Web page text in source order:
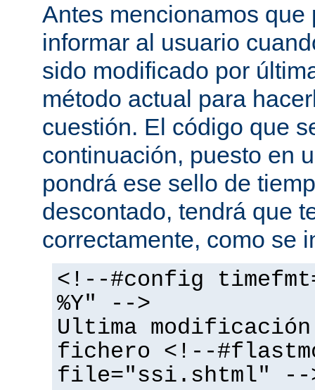
Antes mencionamos que
informar al usuario
sido modificado por
método actual para
cuestión. El código que
continuación, puesto en
pondrá ese sello de
descontado, tendrá que
correctamente, como se
<!--#config
%Y" -->
Ultima
fichero <!--
file="ssi.shtml" --